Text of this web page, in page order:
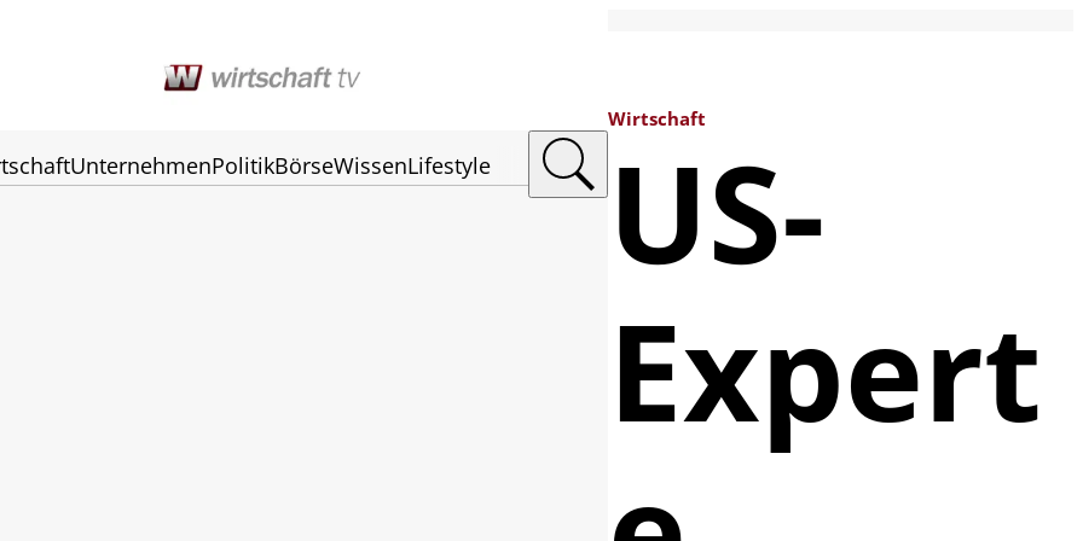
UnternehmenPolitikBörseWissenLifestyle
Wirtschaft
US-
Expert